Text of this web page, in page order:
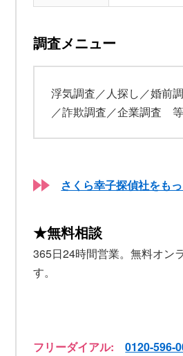
調査メニュー
浮気調査／人探し／婚前
／詐欺調査／企業調査 等
さくら幸子探偵社をも
★無料相談
365日24時間営業。無料オン
す。
フリーダイアル:0120-596-